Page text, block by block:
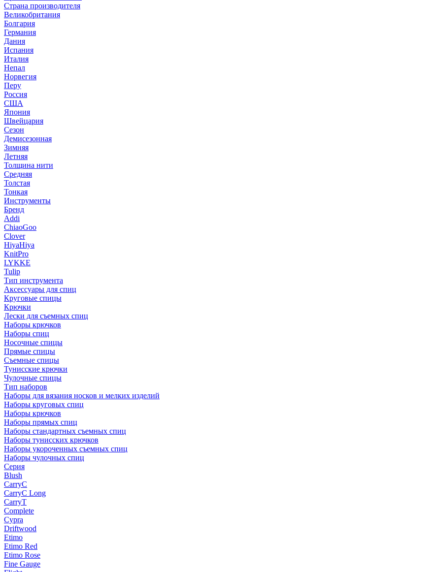
Страна производителя
Великобритания
Болгария
Германия
Дания
Испания
Италия
Непал
Норвегия
Перу
Россия
США
Япония
Швейцария
Сезон
Демисезонная
Зимняя
Летняя
Толщина нити
Средняя
Толстая
Тонкая
Инструменты
Бренд
Addi
ChiaoGoo
Clover
HiyaHiya
KnitPro
LYKKE
Tulip
Тип инструмента
Аксессуары для спиц
Круговые спицы
Крючки
Лески для съемных спиц
Наборы крючков
Наборы спиц
Носочные спицы
Прямые спицы
Съемные спицы
Тунисские крючки
Чулочные спицы
Тип наборов
Наборы для вязания носков и мелких изделий
Наборы круговых спиц
Наборы крючков
Наборы прямых спиц
Наборы стандартных съемных спиц
Наборы тунисских крючков
Наборы укороченных съемных спиц
Наборы чулочных спиц
Серия
Blush
CarryC
CarryC Long
CarryT
Complete
Cypra
Driftwood
Etimo
Etimo Red
Etimo Rose
Fine Gauge